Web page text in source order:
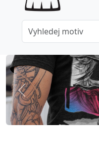
Previous